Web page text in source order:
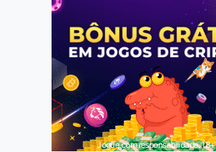
Jogue com responsabilidade. 18+